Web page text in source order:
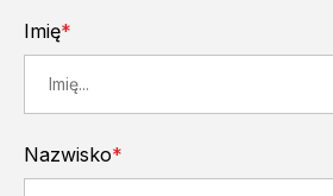
Imię*
Nazwisko*